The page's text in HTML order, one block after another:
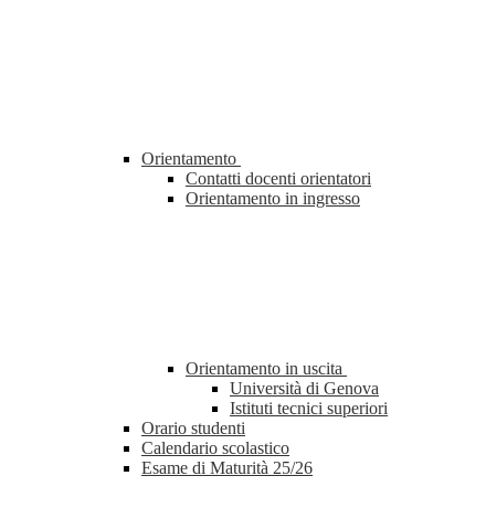
Orientamento
Contatti docenti orientatori
Orientamento in ingresso
Orientamento in uscita
Università di Genova
Istituti tecnici superiori
Orario studenti
Calendario scolastico
Esame di Maturità 25/26